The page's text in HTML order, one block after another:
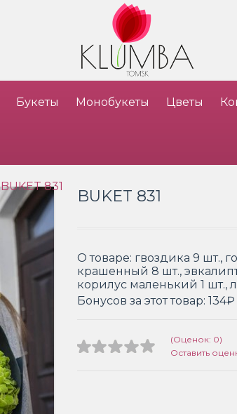
Букеты Монобукеты Цветы
BUKET 831
BUKET 831
О товаре: гвоздика 9 шт.,
крашенный 8 шт.,
корилус маленький 1 шт.,
Бонусов за этот товар: 134₽
(Оценок: 0)
Оставить